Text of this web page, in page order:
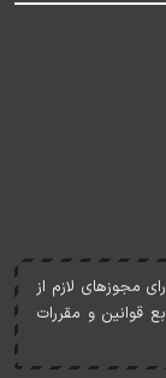
مجوزهای لازم از
قوانين و مقررات